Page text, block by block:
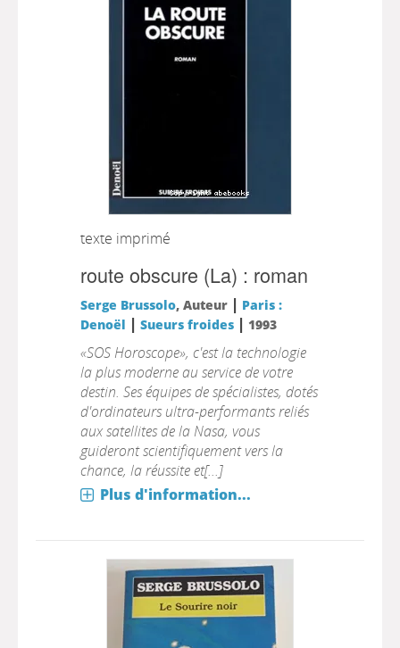
texte imprimé
route obscure (La) : roman
Serge Brussolo, Auteur | Paris :
Denoël | Sueurs froides| 1993
«SOS Horoscope», c'est la technologie
la plus moderne au service de votre
destin. Ses équipes de spécialistes, dotés
d'ordinateurs ultra-performants reliés
aux satellites de la Nasa, vous
guideront scientifiquement vers la
chance, la réussite et[...]
Plus d'information...